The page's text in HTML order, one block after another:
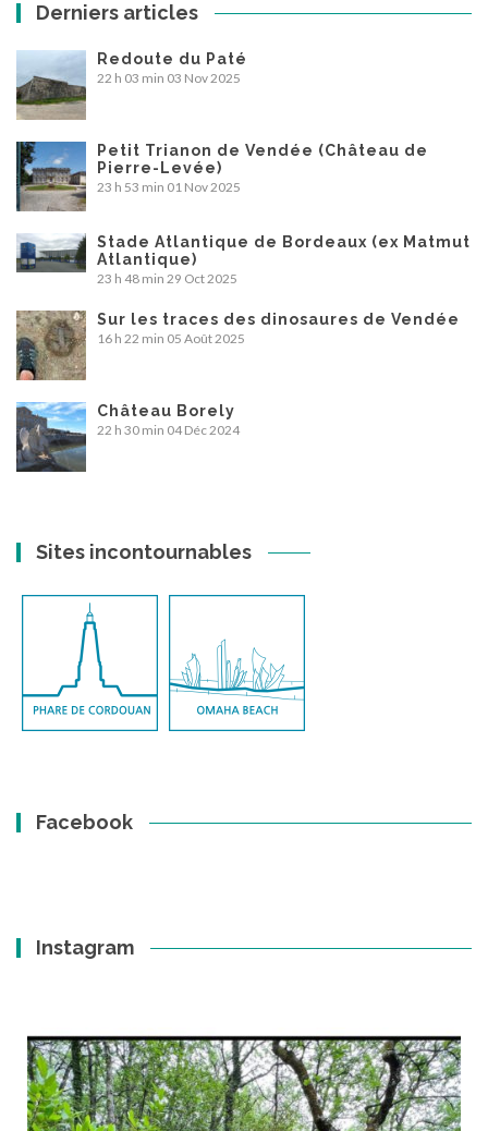
Derniers articles
Redoute du Paté
22 h 03 min 03 Nov 2025
Petit Trianon de Vendée (Château de
Pierre-Levée)
23 h 53 min 01 Nov 2025
Stade Atlantique de Bordeaux (ex Matmut
Atlantique)
23 h 48 min 29 Oct 2025
Sur les traces des dinosaures de Vendée
16 h 22 min 05 Août 2025
Château Borely
22 h 30 min 04 Déc 2024
Sites incontournables
Facebook
Instagram